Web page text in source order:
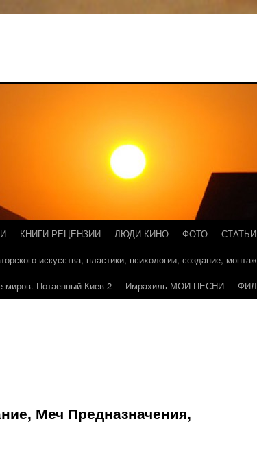
КНИГИ-РЕЦЕНЗИИ ЛЮДИ КИНО ФОТО
СТАТЬИ
искусства, пластики, психологии, создание,
миров. Потаенный Киев-2 Имрахиль МОИ ПЕСНИ
Меч Предназначения,